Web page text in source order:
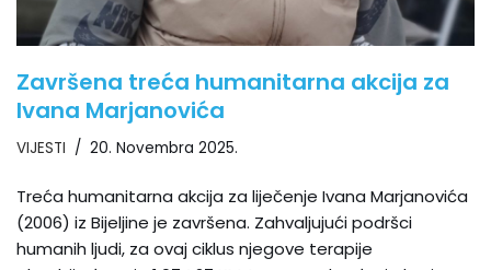
Završena treća humanitarna akcija za
Ivana Marjanovića
VIJESTI 20. Novembra 2025.
Treća humanitarna akcija za liječenje Ivana Marjanovića
(2006) iz Bijeljine je završena. Zahvaljujući podršci
humanih ljudi, za ovaj ciklus njegove terapije